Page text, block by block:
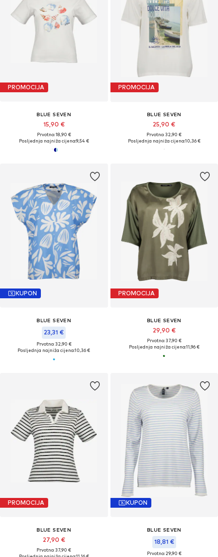
PROMOCIJA
BLUE SEVEN
15,90 €
Prvotno: 18,90 €
Posljednja najniža cijena:9,54 €
PROMOCIJA
BLUE SEVEN
25,90 €
Prvotno: 32,90 €
Posljednja najniža cijena:10,36 €
KUPON
BLUE SEVEN
23,31 €
Prvotno: 32,90 €
Posljednja najniža cijena:10,36 €
PROMOCIJA
BLUE SEVEN
29,90 €
Prvotno: 37,90 €
Posljednja najniža cijena:11,96 €
PROMOCIJA
BLUE SEVEN
27,90 €
Prvotno: 37,90 €
KUPON
BLUE SEVEN
18,81 €
Prvotno: 29,90 €